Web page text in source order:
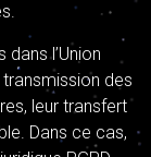
l’Union
des
leur transfert
Dans ce cas,